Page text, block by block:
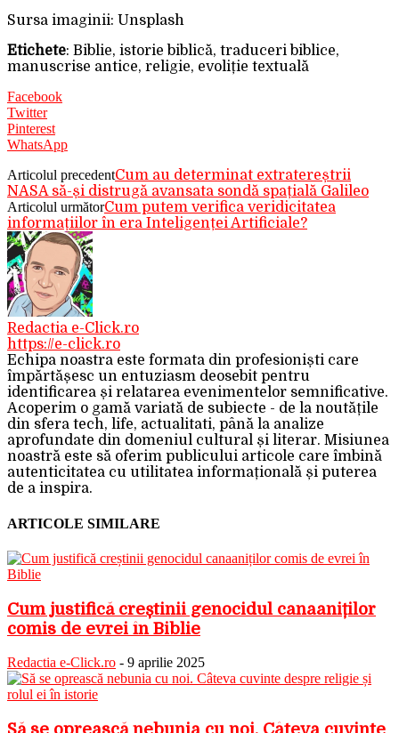
Sursa imaginii: Unsplash
Etichete: Biblie, istorie biblică, traduceri biblice,
manuscrise antice, religie, evoliție textuală
Facebook
Twitter
Pinterest
WhatsApp
Articolul precedentCum au determinat extratereștrii
NASA să-și distrugă avansata sondă spațială Galileo
Articolul următorCum putem verifica veridicitatea
informațiilor în era Inteligenței Artificiale?
Redactia e-Click.ro
https://e-click.ro
Echipa noastra este formata din profesioniști care
împărtășesc un entuziasm deosebit pentru
identificarea și relatarea evenimentelor semnificative.
Acoperim o gamă variată de subiecte - de la noutățile
din sfera tech, life, actualitati, până la analize
aprofundate din domeniul cultural și literar. Misiunea
noastră este să oferim publicului articole care îmbină
autenticitatea cu utilitatea informațională și puterea
de a inspira.
ARTICOLE SIMILARE
Cum justifică creștinii genocidul canaaniților
comis de evrei în Biblie
Redactia e-Click.ro - 9 aprilie 2025
Să se oprească nebunia cu noi. Câteva cuvinte